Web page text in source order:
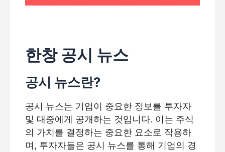
한창 공시 뉴스
공시 뉴스란?
공시 뉴스는 기업이 중요한 정보를 투자자
및 대중에게 공개하는 것입니다. 이는 주식
의 가치를 결정하는 중요한 요소로 작용하
며, 투자자들은 공시 뉴스를 통해 기업의 경